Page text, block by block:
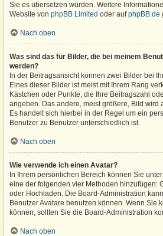
Sie es übersetzen würden. Weitere
Website von phpBB Limited oder aufphpBB.de
Nach oben
Was sind das für Bilder, die bei meinem
werden?
In der Beitragsansicht können zwei Bilder bei
Eines dieser Bilder ist meist mit Ihrem Rang
Kästchen oder Punkte, die Ihre Beitragszahl
angeben. Das andere, meist größere, Bild wird
Es handelt sich hierbei in der Regel um ein
Benutzer zu Benutzer unterschiedlich ist.
Nach oben
Wie verwende ich einen Avatar?
In Ihrem persönlichen Bereich können Sie
eine der folgenden vier Methoden hinzufügen:
oder Hochladen. Die Board-Administration
Benutzer Avatare benutzen können. Wenn Sie
können, sollten Sie die Board-Administration
Nach oben